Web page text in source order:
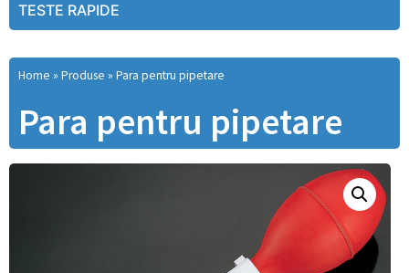
TESTE RAPIDE
Home » Produse » Para pentru pipetare
Para pentru pipetare